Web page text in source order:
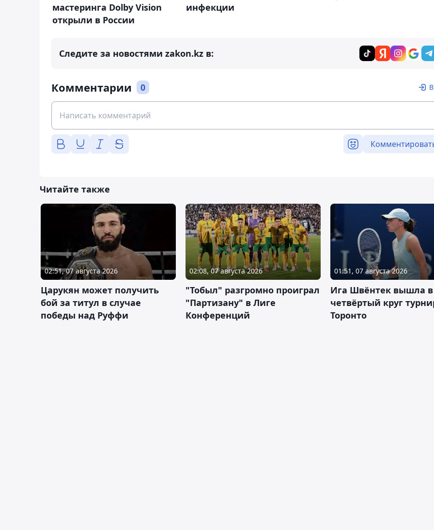
мастеринга Dolby Vision
открыли в России
инфекции
Следите за новостями zakon.kz в:
Комментарии 0
Читайте также
02:51, 07 августа 2026
Царукян может получить
бой за титул в случае
победы над Руффи
02:08, 07 августа 2026
"Тобыл" разгромно проиграл
"Партизану" в Лиге
Конференций
01:51, 07 августа 2026
Ига Швёнтек вышла в
четвёртый круг
Торонто